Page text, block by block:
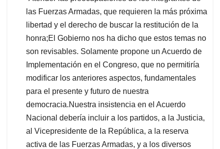
las Fuerzas Armadas, que requieren la más próxima
libertad y el derecho de buscar la restitución de la
honra;El Gobierno nos ha dicho que estos temas no
son revisables. Solamente propone un Acuerdo de
Implementación en el Congreso, que no permitiría
modificar los anteriores aspectos, fundamentales
para el presente y futuro de nuestra
democracia.Nuestra insistencia en el Acuerdo
Nacional debería incluir a los partidos, a la Justicia,
al Vicepresidente de la República, a la reserva
activa de las Fuerzas Armadas, y a los diversos